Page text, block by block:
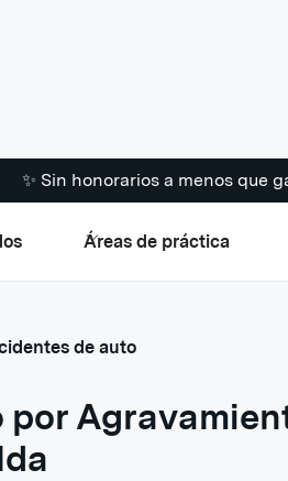
✨ Sin honorarios a menos que
Áreas de práctica
de auto
por